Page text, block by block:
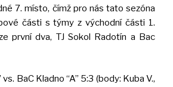
7. místo, čímž pro nás tato sezóna
části s týmy z východní části 1.
první dva, TJ Sokol Radotín a Bac
BaC Kladno “A” 5:3 (body: Kuba V.,